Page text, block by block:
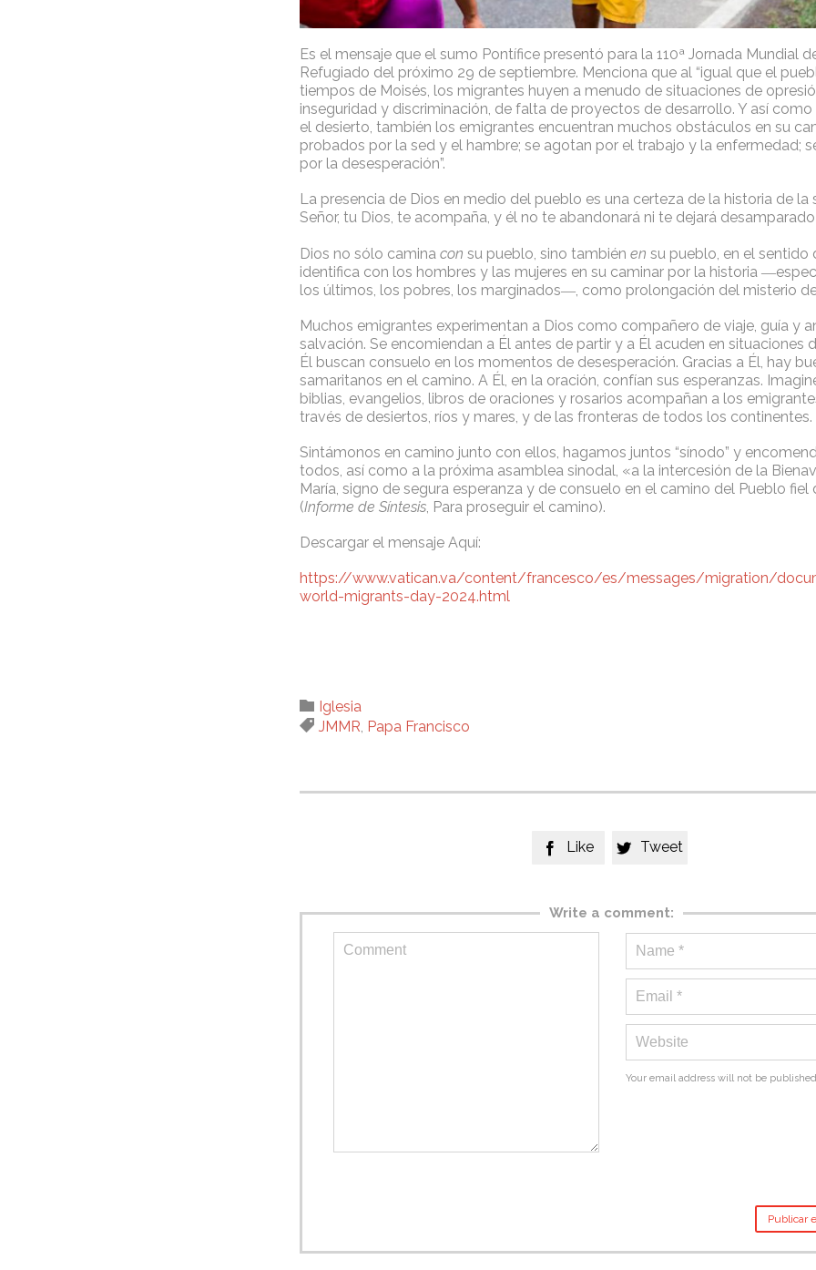
Es el mensaje que el sumo Pontífice presentó para la 110ª Jornada Mundial
Refugiado del próximo 29 de septiembre. Menciona que al “igual que el
tiempos de Moisés, los migrantes huyen a menudo de situaciones de
inseguridad y discriminación, de falta de proyectos de desarrollo. Y así
el desierto, también los emigrantes encuentran muchos obstáculos en su
probados por la sed y el hambre; se agotan por el trabajo y la enfermedad;
por la desesperación”.
La presencia de Dios en medio del pueblo es una certeza de la historia de la
Señor, tu Dios, te acompaña, y él no te abandonará ni te dejará
Dios no sólo camina con su pueblo, sino también en su pueblo, en el sentido
identifica con los hombres y las mujeres en su caminar por la historia
los últimos, los pobres, los marginados―, como prolongación del misterio
Muchos emigrantes experimentan a Dios como compañero de viaje, guía y
salvación. Se encomiendan a Él antes de partir y a Él acuden en situaciones
Él buscan consuelo en los momentos de desesperación. Gracias a Él, hay
samaritanos en el camino. A Él, en la oración, confían sus esperanzas.
biblias, evangelios, libros de oraciones y rosarios acompañan a los
través de desiertos, ríos y mares, y de las fronteras de todos los continentes.
Sintámonos en camino junto con ellos, hagamos juntos “sínodo” y
todos, así como a la próxima asamblea sinodal, «a la intercesión de la
María, signo de segura esperanza y de consuelo en el camino del Pueblo fiel
(Informe de Síntesis, Para proseguir el camino).
Descargar el mensaje Aquí:
https://www.vatican.va/content/francesco/es/messages/migration/
world-migrants-day-2024.html
 Category
Iglesia
 Tags
JMMR Papa Francisco
 Like  Tweet
Write a comment:
Your email address will not be